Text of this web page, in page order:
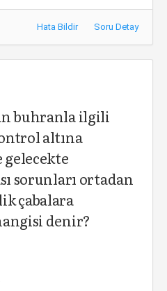
Hata Bildir Soru Detay
buhranla ilgili
altına
gelecekte
sorunları ortadan
çabalara
denir?